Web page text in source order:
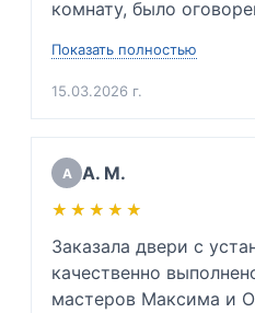
комнату, было
невозможно избежать.
какую входную дверь
будущем, ибо мою
сказала
вежлива и
дела. Очень
(Для инженеров:
физике звуковой
металлов и тех.
да и просто хороший
Показать полностью
15.03.2026 г.
А А. М.
★★★★★
★★★★★
Заказала двери с
качественно
мастеров Максима и